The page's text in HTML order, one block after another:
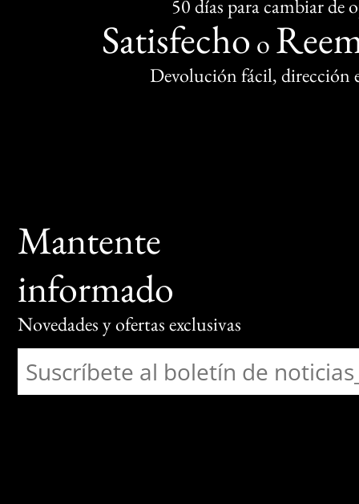
50 días para cambiar de
Satisfecho o
Devolución fácil, dirección
Mantente
informado
Novedades y ofertas exclusivas